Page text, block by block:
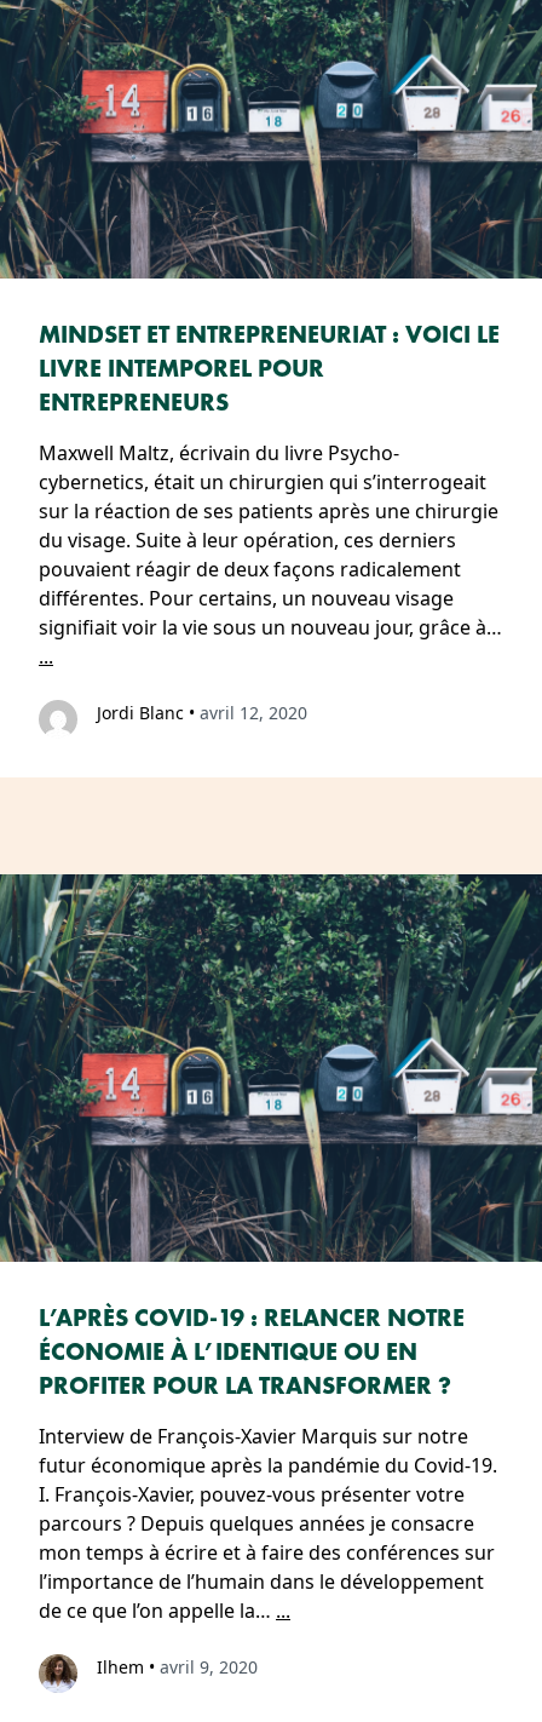
MINDSET ET ENTREPRENEURIAT : VOICI LE
LIVRE INTEMPOREL POUR
ENTREPRENEURS
Maxwell Maltz, écrivain du livre Psycho-
cybernetics, était un chirurgien qui s’interrogeait
sur la réaction de ses patients après une chirurgie
du visage. Suite à leur opération, ces derniers
pouvaient réagir de deux façons radicalement
différentes. Pour certains, un nouveau visage
signifiait voir la vie sous un nouveau jour, grâce à…
...
Jordi Blanc • avril 12, 2020
L’APRÈS COVID-19 : RELANCER NOTRE
ÉCONOMIE À L’IDENTIQUE OU EN
PROFITER POUR LA TRANSFORMER ?
Interview de François-Xavier Marquis sur notre
futur économique après la pandémie du Covid-19.
I. François-Xavier, pouvez-vous présenter votre
parcours ? Depuis quelques années je consacre
mon temps à écrire et à faire des conférences sur
l’importance de l’humain dans le développement
de ce que l’on appelle la… ...
Ilhem • avril 9, 2020